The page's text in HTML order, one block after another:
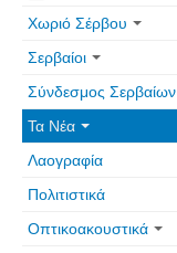
Χωριό Σέρβου
Σερβαίοι
Σύνδεσμος Σερβαίων
Τα Νέα
Λαογραφία
Πολιτιστικά
Οπτικοακουστικά